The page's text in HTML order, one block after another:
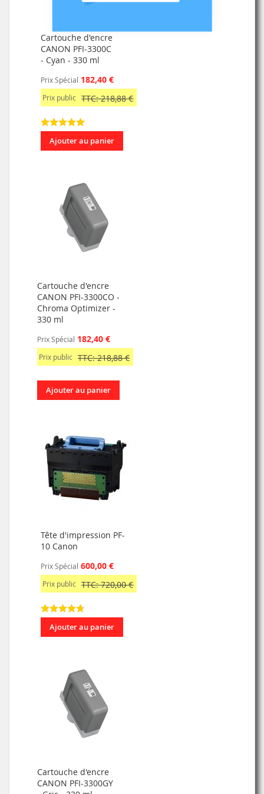
Cartouche d'encre
CANON PFI-3300C
- Cyan - 330 ml
Prix Spécial 182,40 €
Prix public TTC: 218,88 €
Ajouter au panier
Cartouche d'encre
CANON PFI-3300CO -
Chroma Optimizer -
330 ml
Prix Spécial 182,40 €
Prix public TTC: 218,88 €
Ajouter au panier
Tête d'impression PF-
10 Canon
Prix Spécial 600,00 €
Prix public TTC: 720,00 €
Ajouter au panier
Cartouche d'encre
CANON PFI-3300GY